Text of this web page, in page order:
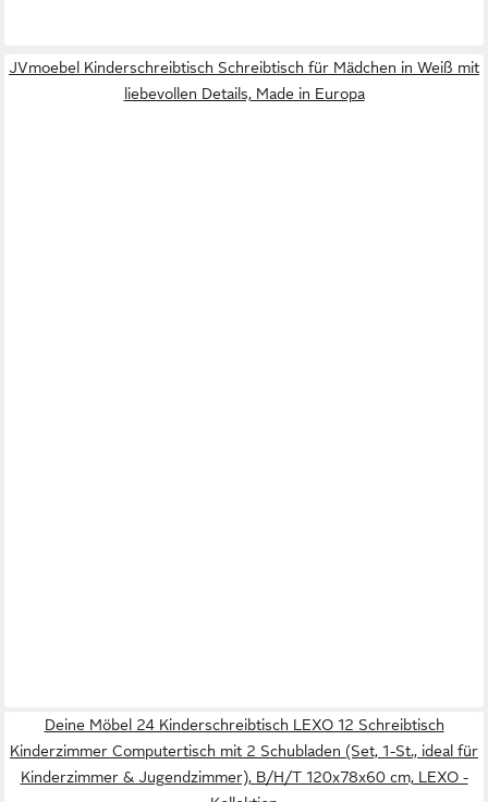
JVmoebel Kinderschreibtisch Schreibtisch für Mädchen in Weiß mit
liebevollen Details, Made in Europa
Deine Möbel 24 Kinderschreibtisch LEXO 12 Schreibtisch
Kinderzimmer Computertisch mit 2 Schubladen (Set, 1-St., ideal für
Kinderzimmer & Jugendzimmer), B/H/T 120x78x60 cm, LEXO -